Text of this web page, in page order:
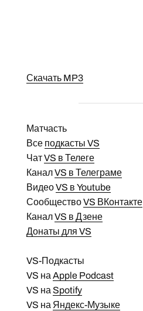
Скачать MP3
Матчасть
Все подкасты VS
ЧатVS в Телеге
КаналVS в Телеграме
ВидеоVS в Youtube
СообществоVS ВКонтакте
КаналVS в Дзене
Донаты для VS
VS-Подкасты
VS на Apple Podcast
VS на Spotify
VS на Яндекс-Музыке